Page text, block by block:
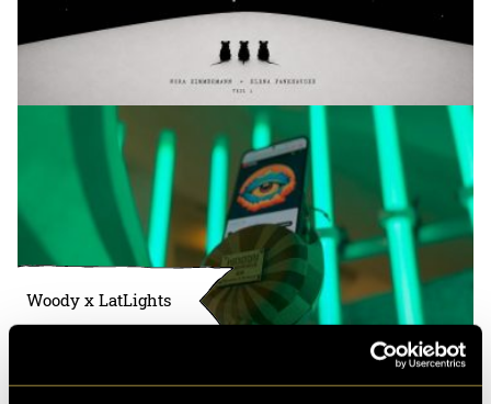
Woody x LatLights